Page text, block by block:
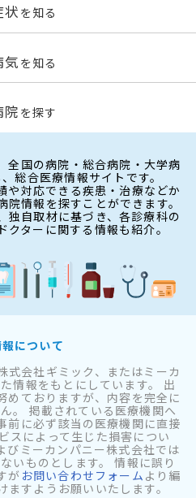
状 を知る
気 を知る
院 を探す
全国の病院・総合病院・大学病
総合医療情報サイトです。
や対応できる疾患・治療などか
情報を探すことができます。
独自取材に基づき、各診療科の
ターに関する情報も紹介。
について
式会社ギミック、またはミーカ
情報をもとにしています。 出
めておりますが、内容を完全に
。 掲載されている医療機関へ
前に必ず該当の医療機関に直接
スによって生じた損害につい
びミーカンパニー株式会社では
いものとします。 情報に誤り
が お問い合わせフォーム より編
すようお願いいたします。